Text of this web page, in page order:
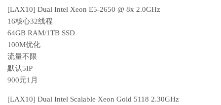
[LAX10] Dual Intel Xeon E5-2650 @ 8x 2.0GHz
16核心32线程
64GB RAM/1TB SSD
100M优化
流量不限
默认5IP
900元1月
[LAX10] Dual Intel Scalable Xeon Gold 5118 2.30GHz